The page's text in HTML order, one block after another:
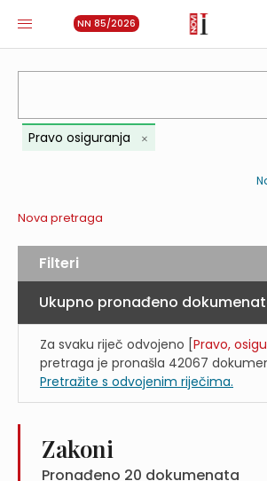
NN 85/2026
Pravo osiguranja
Nova pretraga
Ukupno pronađeno
Za svaku riječ odvojeno [Pravo,
pretraga je pronašla 42067
Pretražite s odvojenim riječima.
Zakoni
Pronađeno 20 dokumenata
Filteri